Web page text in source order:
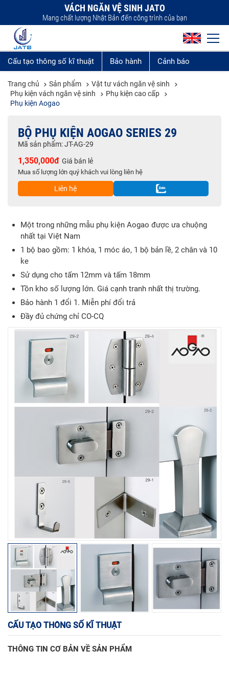
VÁCH NGĂN VỆ SINH JATO
Mang chất lượng Nhật Bản đến công trình của bạn
Cấu tạo thông số kĩ thuật Bảo hành Cảnh báo
Trang chủ Sản phẩm
Vật tư vách ngăn vệ sinh
Phụ kiện vách ngăn vệ sinh
Phụ kiện cao cấp
Phụ kiện Aogao
BỘ PHỤ KIỆN AOGAO SERIES 29
Mã sản phẩm: JT-AG-29
1,350,000đ Giá bán lẻ
Mua số lượng lớn quý khách vui lòng liên hệ
Liên hệ
Một trong những mẫu phụ kiện Aogao được ưa chuộng
nhất tại Việt Nam
1 bộ bao gồm: 1 khóa, 1 móc áo, 1 bộ bản lề, 2 chân và 10
ke
Sử dụng cho tấm 12mm và tấm 18mm
Tồn kho số lượng lớn. Giá cạnh tranh nhất thị trường.
Bảo hành 1 đổi 1. Miễn phí đổi trả
Đầy đủ chứng chỉ CO-CQ
CẤU TẠO THÔNG SỐ KĨ THUẬT
THÔNG TIN CƠ BẢN VỀ SẢN PHẨM